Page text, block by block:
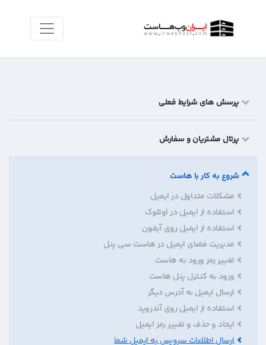
پرسش های شرایط فعلی
پرتال مشتریان و سفارش
شروع به کار با هاست
مشکلات متداول در ایمیل
استفاده از ایمیل در اوتلوک
استفاده از ایمیل روی آیفون
مدیریت فضای ایمیل در هاست سی پنل
تغییر رمز ورود به هاست
ورود به کنترل پنل هاست
ارسال ایمیل به آدرس دیگر
استفاده از ایمیل روی آندروید
ایجاد و حذف و تغییر رمز ایمیل
ارسال اطلاعات سرویس به ایمیل شما